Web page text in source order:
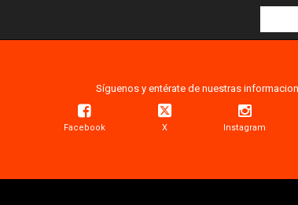
Síguenos y entérate de nuestras
Facebook X Instagram